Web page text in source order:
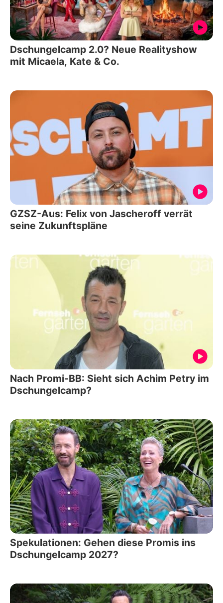
Dschungelcamp 2.0? Neue Realityshow
mit Micaela, Kate & Co.
GZSZ-Aus: Felix von Jascheroff verrät
seine Zukunftspläne
Nach Promi-BB: Sieht sich Achim Petry im
Dschungelcamp?
Spekulationen: Gehen diese Promis ins
Dschungelcamp 2027?